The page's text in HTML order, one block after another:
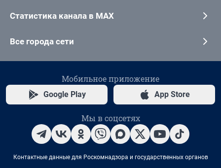
Статистика канала в MAX
Все города сети
Мобильное приложение
Google Play App Store
Мы в соцсетях
Контактные данные для Роскомнадзора и государственных органов